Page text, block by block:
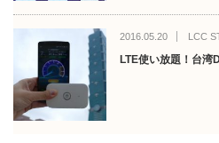
2016.05.20 LCC
LTE使い放題！台湾